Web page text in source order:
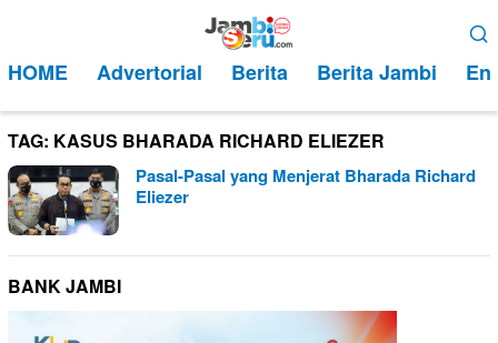
kontenMobile
HOME Advertorial Berita Berita Jambi
TAG: KASUS BHARADA RICHARD ELIEZER
Pasal-Pasal yang Menjerat Bharada Richard
Eliezer
BANK JAMBI